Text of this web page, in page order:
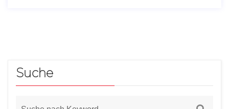
Suche